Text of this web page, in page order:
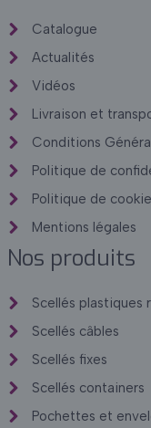
Catalogue
Actualités
Vidéos
Livraison et
Conditions
Politique de
Politique de
Mentions légales
Nos produits
Scellés plastiques
Scellés câbles
Scellés fixes
Scellés containers
Pochettes et